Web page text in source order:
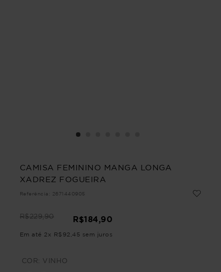
CAMISA FEMININO MANGA LONGA
XADREZ FOGUEIRA
Referência : 2671440905
R$229,90 R$184,90
Em até 2 x R$ 92 45 sem juros
COR: VINHO